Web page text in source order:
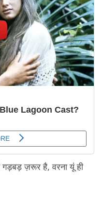
ज़रूर है, वरना यूं ही